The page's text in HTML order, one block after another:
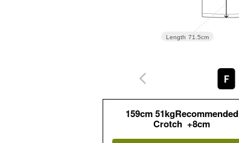
Length 71.5cm
F
159cm 51kgRecommended
Crotch +8cm